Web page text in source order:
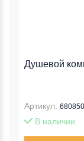
Душевой
Артикул:
В наличии